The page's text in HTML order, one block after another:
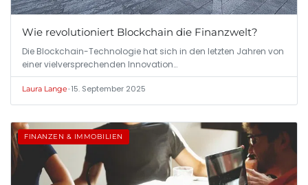
Wie revolutioniert Blockchain die Finanzwelt?
Die Blockchain-Technologie hat sich in den letzten Jahren von
einer vielversprechenden Innovation…
Laura Lange•15. September 2025
FINANZEN & IMMOBILIEN